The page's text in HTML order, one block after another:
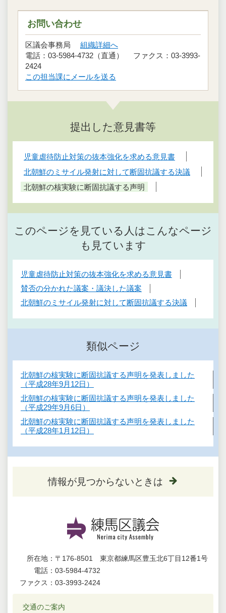
お問い合わせ
区議会事務局 組織詳細へ
電話：03-5984-4732（直通） ファクス：03-3993-
2424
この担当課にメールを送る
提出した意見書等
児童虐待防止対策の抜本強化を求める意見書
北朝鮮のミサイル発射に対して断固抗議する決議
北朝鮮の核実験に断固抗議する声明
このページを見ている人はこんなページ
も見ています
児童虐待防止対策の抜本強化を求める意見書
賛否の分かれた議案・議決した議案
北朝鮮のミサイル発射に対して断固抗議する決議
類似ページ
北朝鮮の核実験に断固抗議する声明を発表しました
（平成28年9月12日）
北朝鮮の核実験に断固抗議する声明を発表しました
（平成29年9月6日）
北朝鮮の核実験に断固抗議する声明を発表しました
（平成28年1月12日）
情報が見つからないときは
所在地： 〒176-8501 東京都練馬区豊玉北6丁目12番1号
電話： 03-5984-4732
ファクス： 03-3993-2424
交通のご案内